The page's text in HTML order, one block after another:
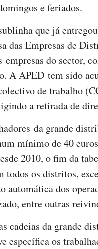
e feriados.
que já
das Empresas de
do sector,
A APED tem sido
de trabalho
a retirada de
da grande
mínimo de 40
2010, o fim da
todos os distritos,
automática dos
entre outras
cadeias da grande
específica os